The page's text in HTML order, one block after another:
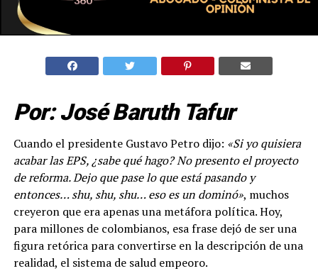
Por: José Baruth Tafur
Cuando el presidente Gustavo Petro dijo: «Si yo quisiera
acabar las EPS, ¿sabe qué hago? No presento el proyecto
de reforma. Dejo que pase lo que está pasando y
entonces… shu, shu, shu… eso es un dominó», muchos
creyeron que era apenas una metáfora política. Hoy,
para millones de colombianos, esa frase dejó de ser una
figura retórica para convertirse en la descripción de una
realidad, el sistema de salud empeoro.